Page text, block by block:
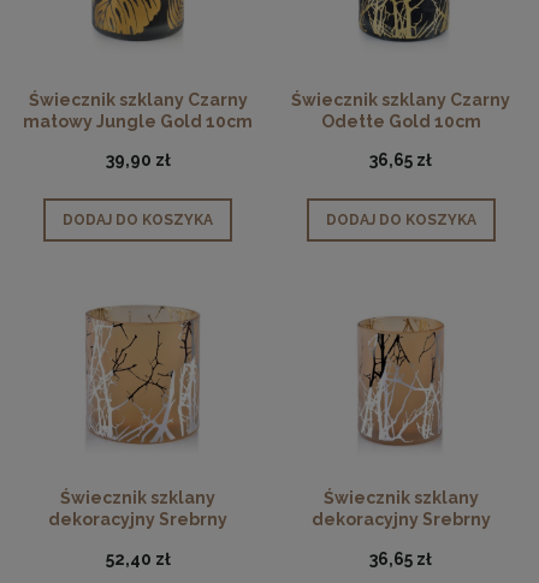
Świecznik szklany Czarny
matowy Jungle Gold 10cm
39,90 zł
DODAJ DO KOSZYKA
Świecznik szklany Czarny
Odette Gold 10cm
36,65 zł
DODAJ DO KOSZYKA
Świecznik szklany
dekoracyjny Srebrny
52,40 zł
Świecznik szklany
dekoracyjny Srebrny
36,65 zł